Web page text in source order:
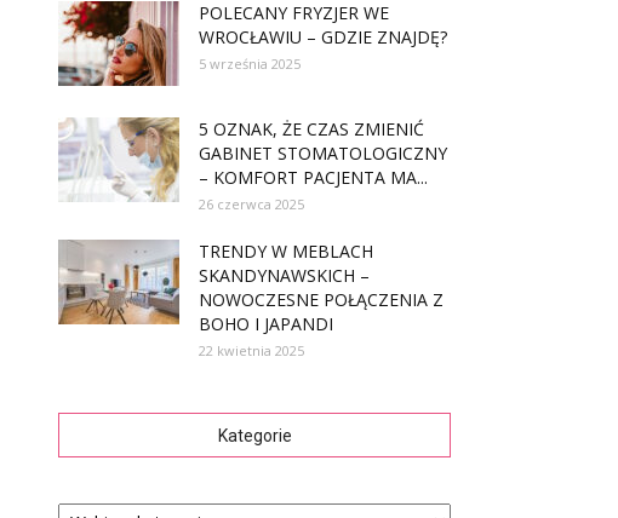
POLECANY FRYZJER WE
WROCŁAWIU – GDZIE ZNAJDĘ?
5 września 2025
5 OZNAK, ŻE CZAS ZMIENIĆ
GABINET STOMATOLOGICZNY
– KOMFORT PACJENTA MA...
26 czerwca 2025
TRENDY W MEBLACH
SKANDYNAWSKICH –
NOWOCZESNE POŁĄCZENIA Z
BOHO I JAPANDI
22 kwietnia 2025
Kategorie
Kategorie